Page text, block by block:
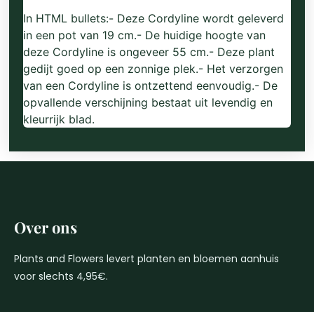
In HTML bullets:- Deze Cordyline wordt geleverd
in een pot van 19 cm.- De huidige hoogte van
deze Cordyline is ongeveer 55 cm.- Deze plant
gedijt goed op een zonnige plek.- Het verzorgen
van een Cordyline is ontzettend eenvoudig.- De
opvallende verschijning bestaat uit levendig en
kleurrijk blad.
Over ons
Plants and Flowers levert planten en bloemen aanhuis
voor slechts 4,95€.